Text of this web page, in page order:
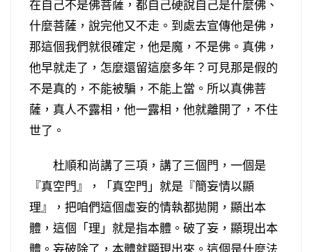
在自己不是佛菩薩，都自己硬說自己是什麼佛、
什麼菩薩，說完他又不走。到處去宣傳他是佛，
那這個我們就很確定，他是魔，不是佛。真佛，
他早就走了，怎麼還留這麼多年？可見那是假的
不是真的，不能被騙，不能上當。所以真佛菩
薩，真人不露相，他一露相，他就離開了，不住
世了。
杜順和尚講了三項，講了三個門，一個是
『真空門』，「真空門」就是『簡妄情以顯
理』，把咱們這個虛妄的情執都拋開，顯出本
體，這個「理」就是指本體。破了妄，顯現出本
體。妄破除了，本體就顯現出來。這個是什麼法